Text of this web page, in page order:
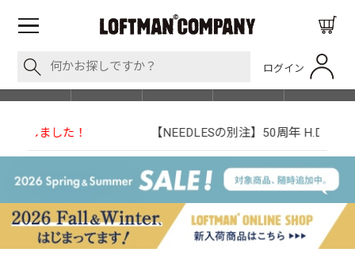
ログイン
SHOP LIST
【NEEDLESの別注】50周年 H.D. Track Pant